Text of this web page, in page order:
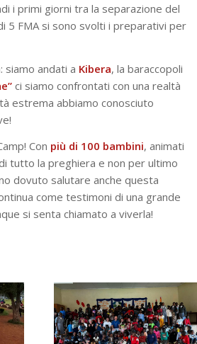
i primi giorni tra la separazione del
FMA si sono svolti i preparativi per
siamo andati a Kibera, la baraccopoli
ci siamo confrontati con una realtà
estrema abbiamo conosciuto
Con più di 100 bambini, animati
tutto la preghiera e non per ultimo
dovuto salutare anche questa
come testimoni di una grande
si senta chiamato a viverla!